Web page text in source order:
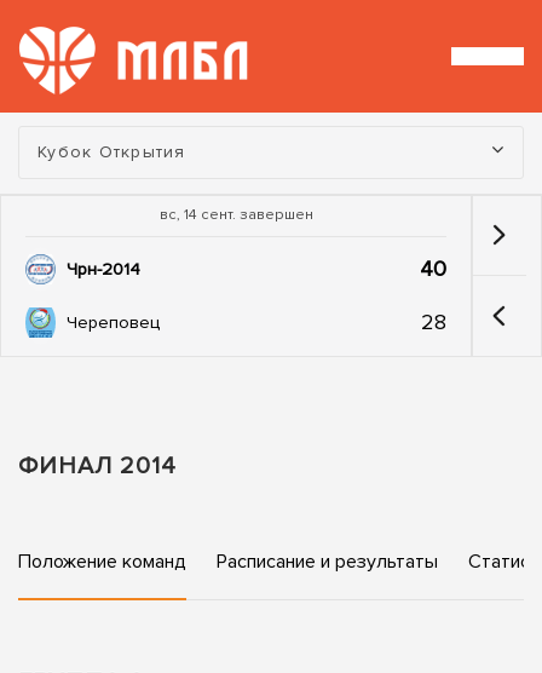
Турнир:
Кубок Открытия
вс, 14 сент. завершен
Чрн-2014 40
Череповец 28
ФИНАЛ 2014
Положение команд Расписание и результаты